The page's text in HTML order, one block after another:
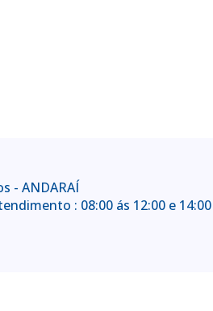
- ANDARAÍ
: 08:00 ás 12:00 e